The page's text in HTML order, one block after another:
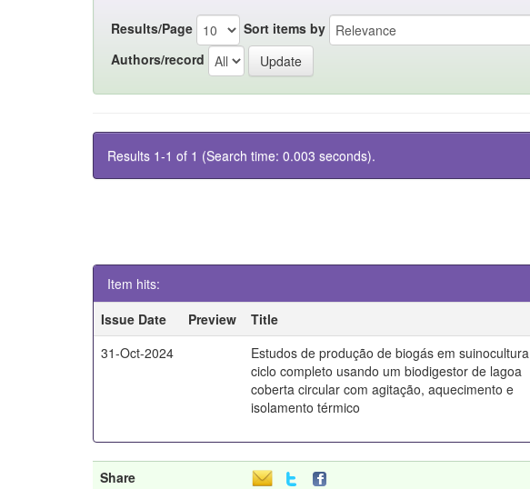
Results/Page Sort items by
Authors/record
Results 1-1 of 1 (Search time: 0.003 seconds).
Item hits:
Issue Date
Preview Title
31-Oct-2024
Estudos de produção de biogás em suinocultura
ciclo completo usando um biodigestor de lagoa
coberta circular com agitação, aquecimento e
isolamento térmico
Share